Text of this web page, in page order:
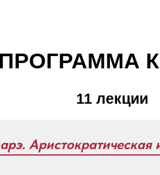
Аристократическая
11 лекции
ПРОГРАММА